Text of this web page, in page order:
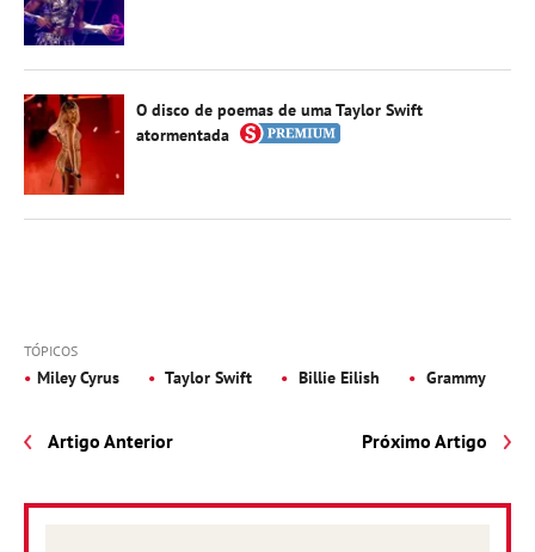
O disco de poemas de uma Taylor Swift
atormentada
TÓPICOS
Miley Cyrus Taylor Swift Billie Eilish Grammy
Artigo Anterior Próximo Artigo